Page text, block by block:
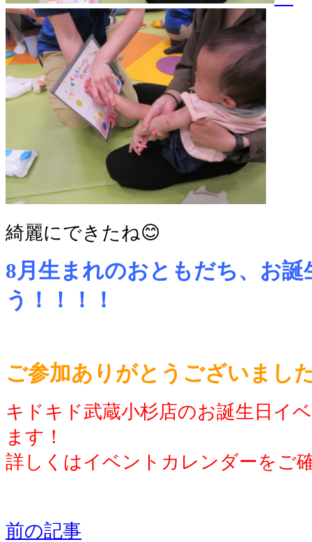
綺麗にできたね😊
8月生まれのおともだち、お誕
う！！！！
ご参加ありがとうございまし
キドキド武蔵小杉店のお誕生日イ
ます！
詳しくはイベントカレンダーをご
前の記事